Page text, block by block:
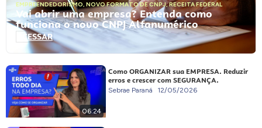
EMPREENDEDORISMO, NOVO FORMATO DE CNPJ,RECEITA FEDERAL
Vai abrir uma empresa? Entenda como
funciona o novo CNPJ Alfanumérico
ACESSAR
06:24
Como ORGANIZAR sua EMPRESA. Reduzir
erros e crescer com SEGURANÇA.
Sebrae Paraná 12/05/2026